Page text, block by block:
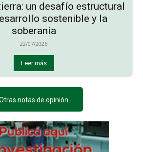
un desafío estructural
sostenible y la
soberanía
22/07/2026
Leer más
notas de opinión